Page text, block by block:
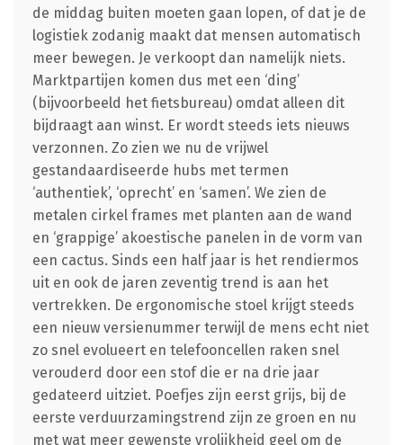
de middag buiten moeten gaan lopen, of dat je de
logistiek zodanig maakt dat mensen automatisch
meer bewegen. Je verkoopt dan namelijk niets.
Marktpartijen komen dus met een ‘ding’
(bijvoorbeeld het fietsbureau) omdat alleen dit
bijdraagt aan winst. Er wordt steeds iets nieuws
verzonnen. Zo zien we nu de vrijwel
gestandaardiseerde hubs met termen
‘authentiek’, ‘oprecht’ en ‘samen’. We zien de
metalen cirkel frames met planten aan de wand
en ‘grappige’ akoestische panelen in de vorm van
een cactus. Sinds een half jaar is het rendiermos
uit en ook de jaren zeventig trend is aan het
vertrekken. De ergonomische stoel krijgt steeds
een nieuw versienummer terwijl de mens echt niet
zo snel evolueert en telefooncellen raken snel
verouderd door een stof die er na drie jaar
gedateerd uitziet. Poefjes zijn eerst grijs, bij de
eerste verduurzamingstrend zijn ze groen en nu
met wat meer gewenste vrolijkheid geel om de